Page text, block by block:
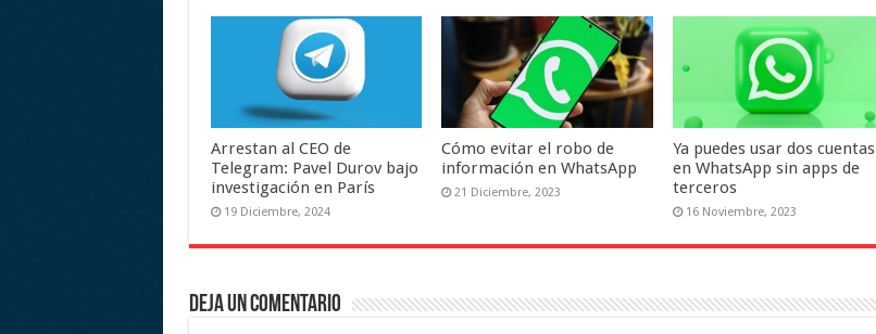
Arrestan al CEO de
Telegram: Pavel Durov bajo
investigación en París
19 Diciembre, 2024
Cómo evitar el robo de
información en WhatsApp
21 Diciembre, 2023
Ya puedes usar dos cuentas
en WhatsApp sin apps de
terceros
16 Noviembre, 2023
Deja un comentario